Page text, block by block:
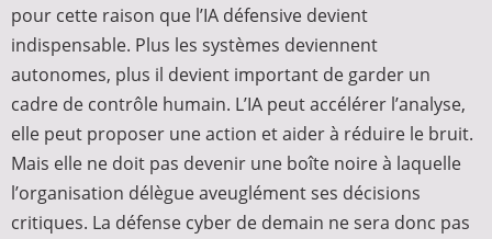
pour cette raison que l’IA défensive devient
indispensable. Plus les systèmes deviennent
autonomes, plus il devient important de garder un
cadre de contrôle humain. L’IA peut accélérer l’analyse,
elle peut proposer une action et aider à réduire le bruit.
Mais elle ne doit pas devenir une boîte noire à laquelle
l’organisation délègue aveuglément ses décisions
critiques. La défense cyber de demain ne sera donc pas